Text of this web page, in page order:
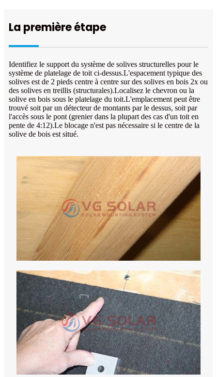
La première étape
Identifiez le support du système de solives structurelles pour le
système de platelage de toit ci-dessus.L'espacement typique des
solives est de 2 pieds centre à centre sur des solives en bois 2x ou
des solives en treillis (structurales).Localisez le chevron ou la
solive en bois sous le platelage du toit.L'emplacement peut être
trouvé soit par un détecteur de montants par le dessus, soit par
l'accès sous le pont (grenier dans la plupart des cas d'un toit en
pente de 4:12).Le blocage n'est pas nécessaire si le centre de la
solive de bois est situé.